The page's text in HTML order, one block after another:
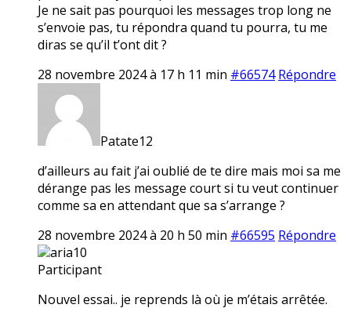
Je ne sait pas pourquoi les messages trop long ne
s’envoie pas, tu répondra quand tu pourra, tu me
diras se qu’il t’ont dit ?
28 novembre 2024 à 17 h 11 min #66574 Répondre
Patate12
d’ailleurs au fait j’ai oublié de te dire mais moi sa me
dérange pas les message court si tu veut continuer
comme sa en attendant que sa s’arrange ?
28 novembre 2024 à 20 h 50 min #66595 Répondre
aria10
Participant
Nouvel essai.. je reprends là où je m’étais arrêtée.